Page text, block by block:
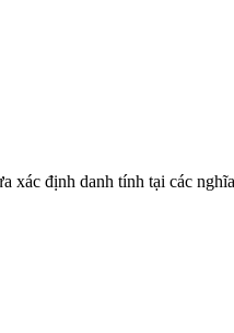
định danh tính tại các